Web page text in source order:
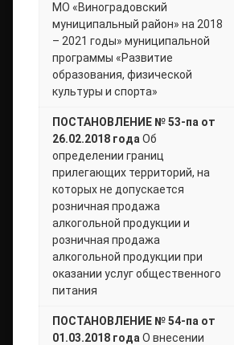
МО «Виноградовский
муниципальный район» на 2018
– 2021 годы» муниципальной
программы «Развитие
образования, физической
культуры и спорта»
ПОСТАНОВЛЕНИЕ № 53-па от
26.02.2018 года Об
определении границ
прилегающих территорий, на
которых не допускается
розничная продажа
алкогольной продукции и
розничная продажа
алкогольной продукции при
оказании услуг общественного
питания
ПОСТАНОВЛЕНИЕ № 54-па от
01.03.2018 года О внесении